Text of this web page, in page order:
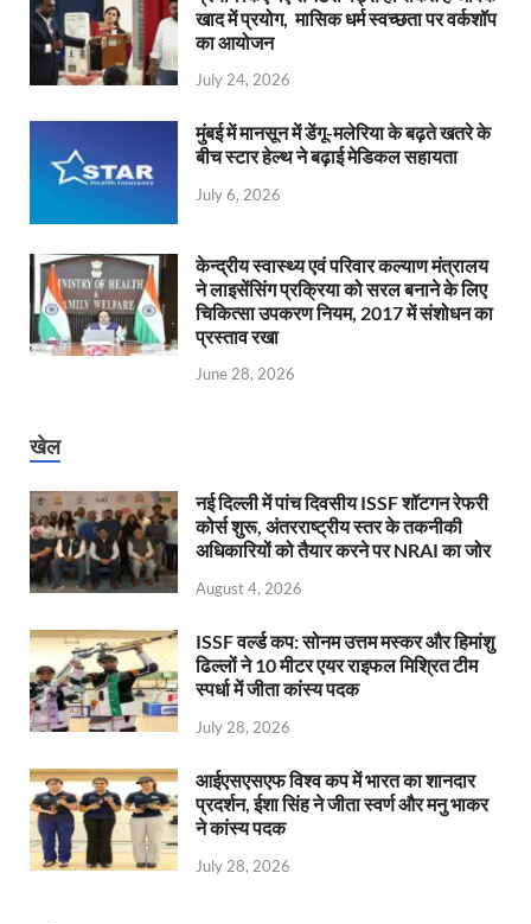
खाद में प्रयोग, मासिक धर्म स्वच्छता पर वर्कशॉप
का आयोजन
July 24, 2026
मुंबई में मानसून में डेंगू-मलेरिया के बढ़ते खतरे के
बीच स्टार हेल्थ ने बढ़ाई मेडिकल सहायता
July 6, 2026
केन्‍द्रीय स्वास्थ्य एवं परिवार कल्याण मंत्रालय
ने लाइसेंसिंग प्रक्रिया को सरल बनाने के लिए
चिकित्सा उपकरण नियम, 2017 में संशोधन का
प्रस्ताव रखा
June 28, 2026
खेल
नई दिल्ली में पांच दिवसीय ISSF शॉटगन रेफरी
कोर्स शुरू, अंतरराष्ट्रीय स्तर के तकनीकी
अधिकारियों को तैयार करने पर NRAI का जोर
August 4, 2026
ISSF वर्ल्ड कप: सोनम उत्तम मस्कर और हिमांशु
ढिल्लों ने 10 मीटर एयर राइफल मिश्रित टीम
स्पर्धा में जीता कांस्य पदक
July 28, 2026
आईएसएसएफ विश्व कप में भारत का शानदार
प्रदर्शन, ईशा सिंह ने जीता स्वर्ण और मनु भाकर
ने कांस्य पदक
July 28, 2026